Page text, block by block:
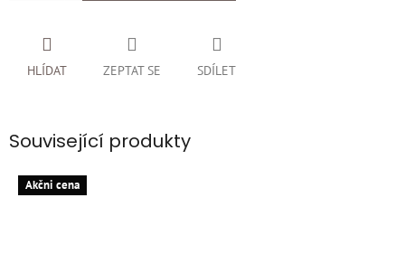
ZEPTAT SE
HLÍDAT SDÍLET
Související produkty
Akčni cena